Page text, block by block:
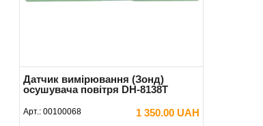
Датчик вимірювання (Зонд)
осушувача повітря DH-8138Т
Арт.: 00100068 1 350.00 UAH